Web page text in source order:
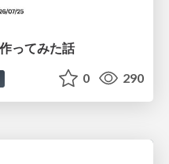
ってみた話
0 290